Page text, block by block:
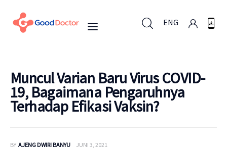
ENG
ENG
Untuk Bisnis
Muncul Varian Baru Virus COVID-
19, Bagaimana Pengaruhnya
Terhadap Efikasi Vaksin?
BY AJENG DWIRI BANYU JUNI 3, 2021